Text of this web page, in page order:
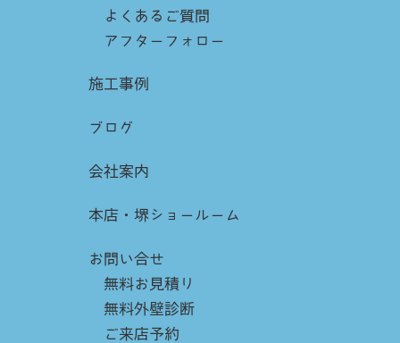
よくあるご質問
アフターフォロー
施工事例
ブログ
会社案内
本店・堺ショールーム
お問い合せ
無料お見積り
無料外壁診断
ご来店予約